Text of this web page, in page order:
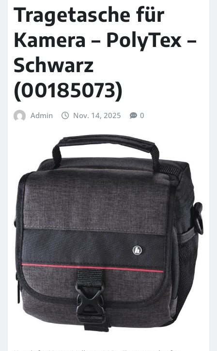
Tragetasche für
Kamera – PolyTex –
Schwarz
(00185073)
Admin Nov. 14, 2025 0